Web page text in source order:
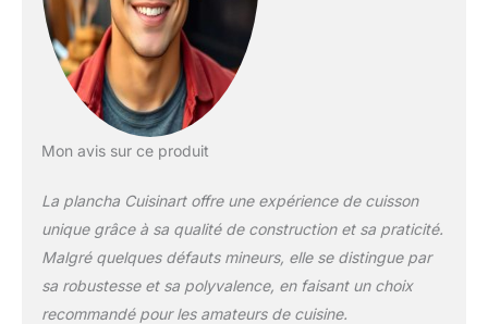
DE TEMPÉRATURE À
DEUX ZONES POUR
UNE VERSABILITÉ
ULTIME - Contrôle
températures,
plaque de la plancha
étant chauffé avec
précision de 90°C à
260°C. CUISEZ
Mon avis sur ce produit
La plancha Cuisinart offre une expérience de cuisson
unique grâce à sa qualité de construction et sa praticité.
Malgré quelques défauts mineurs, elle se distingue par
sa robustesse et sa polyvalence, en faisant un choix
recommandé pour les amateurs de cuisine.